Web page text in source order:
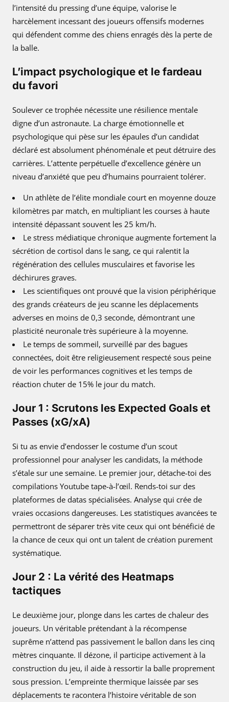
l’intensité du pressing d’une équipe, valorise le
harcèlement incessant des joueurs offensifs modernes
qui défendent comme des chiens enragés dès la perte de
la balle.
L’impact psychologique et le fardeau
du favori
Soulever ce trophée nécessite une résilience mentale
digne d’un astronaute. La charge émotionnelle et
psychologique qui pèse sur les épaules d’un candidat
déclaré est absolument phénoménale et peut détruire des
carrières. L’attente perpétuelle d’excellence génère un
niveau d’anxiété que peu d’humains pourraient tolérer.
Un athlète de l’élite mondiale court en moyenne douze
kilomètres par match, en multipliant les courses à haute
intensité dépassant souvent les 25 km/h.
Le stress médiatique chronique augmente fortement la
sécrétion de cortisol dans le sang, ce qui ralentit la
régénération des cellules musculaires et favorise les
déchirures graves.
Les scientifiques ont prouvé que la vision périphérique
des grands créateurs de jeu scanne les déplacements
adverses en moins de 0,3 seconde, démontrant une
plasticité neuronale très supérieure à la moyenne.
Le temps de sommeil, surveillé par des bagues
connectées, doit être religieusement respecté sous peine
de voir les performances cognitives et les temps de
réaction chuter de 15% le jour du match.
Jour 1 : Scrutons les Expected Goals et
Passes (xG/xA)
Si tu as envie d’endosser le costume d’un scout
professionnel pour analyser les candidats, la méthode
s’étale sur une semaine. Le premier jour, détache-toi des
compilations Youtube tape-à-l’œil. Rends-toi sur des
plateformes de datas spécialisées. Analyse qui crée de
vraies occasions dangereuses. Les statistiques avancées te
permettront de séparer très vite ceux qui ont bénéficié de
la chance de ceux qui ont un talent de création purement
systématique.
Jour 2 : La vérité des Heatmaps
tactiques
Le deuxième jour, plonge dans les cartes de chaleur des
joueurs. Un véritable prétendant à la récompense
suprême n’attend pas passivement le ballon dans les cinq
mètres cinquante. Il dézone, il participe activement à la
construction du jeu, il aide à ressortir la balle proprement
sous pression. L’empreinte thermique laissée par ses
déplacements te racontera l’histoire véritable de son